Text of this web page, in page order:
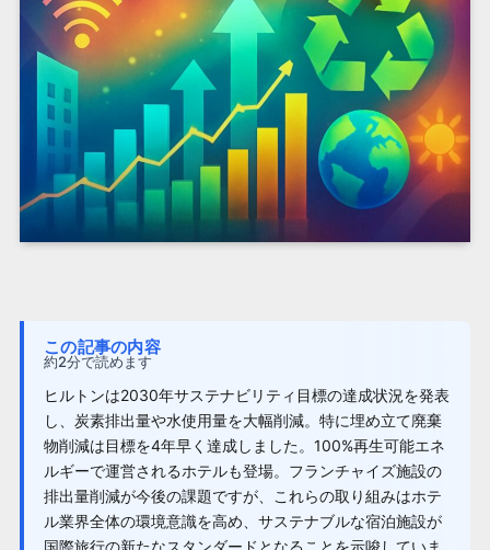
この記事の内容
約2分で読めます
ヒルトンは2030年サステナビリティ目標の達成状況を発表
し、炭素排出量や水使用量を大幅削減。特に埋め立て廃棄
物削減は目標を4年早く達成しました。100%再生可能エネ
ルギーで運営されるホテルも登場。フランチャイズ施設の
排出量削減が今後の課題ですが、これらの取り組みはホテ
ル業界全体の環境意識を高め、サステナブルな宿泊施設が
国際旅行の新たなスタンダードとなることを示唆していま